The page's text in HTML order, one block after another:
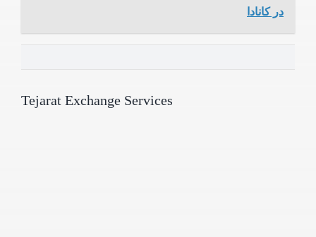
در کانادا
Tejarat Exchange Services